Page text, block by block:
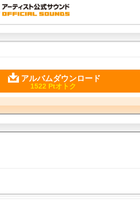
アルバムダウンロード
1522 Ptオトク